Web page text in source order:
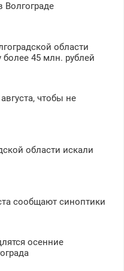
Волгограде
области
45 млн. рублей
чтобы не
области искали
сообщают синоптики
осенние